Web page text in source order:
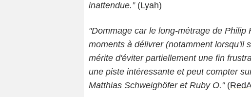
inattendue.”(Lyah)
"Dommage car le long-métrage de
moments à délivrer (notamment lorsqu'il
mérite d'éviter partiellement une fin
une piste intéressante et peut compter
Matthias Schweighöfer et Ruby O."(